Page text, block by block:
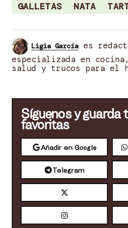
GALLETAS NATA
Ligia García es
especializada en
salud y trucos para el
Síguenos y guarda
favoritas
Añadir en Google
Telegram